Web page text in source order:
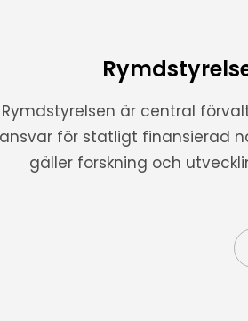
Rymdstyrelsen är central
ansvar för statligt finansierad
gäller forskning och